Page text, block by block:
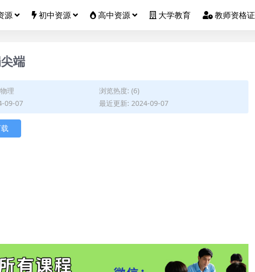
源 初中资源 高中资源 大学教育 教师资格证
端
理
浏览热度: (6)
09-07
最近更新: 2024-09-07